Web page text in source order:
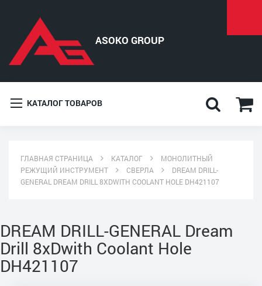
КАТАЛОГ ТОВАРОВ
ГЛАВНАЯ СТРАНИЦА КАТАЛОГ
МОНОЛИТНЫЙ
РЕЖУЩИЙ ИНСТРУМЕНТ
СВЕРЛА
DREAM DRILL-
GENERAL DREAM DRILL 8XDWITH COOLANT HOLE DH421107
DREAM DRILL-GENERAL Dream
Drill 8xDwith Coolant Hole
DH421107